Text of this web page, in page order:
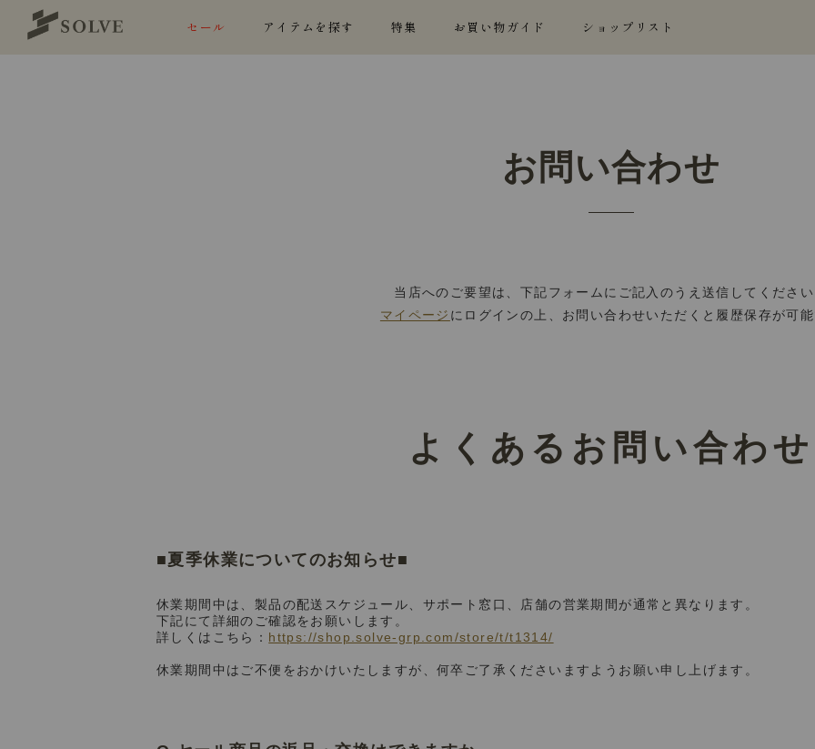
セール アイテムを探す 特集 お買い物ガイド ショップリスト
お問い合わせ
当店へのご要望は、下記フォームにご記入のうえ送信してくださ
マイページ にログインの上、お問い合わせいただくと履歴保存が可
よくあるお問い合わせ
■夏季休業についてのお知らせ■
休業期間中は、製品の配送スケジュール、サポート窓口、店舗の営業期間が通常と異なります。
下記にて詳細のご確認をお願いします。
詳しくはこちら： https://shop.solve-grp.com/store/t/t1314/
休業期間中はご不便をおかけいたしますが、何卒ご了承くださいますようお願い申し上げます。